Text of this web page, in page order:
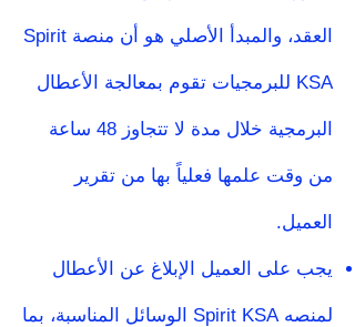
العقد، والمبدأ الأصلي هو أن منصة Spirit
KSA للبرمجيات تقوم بمعالجة الأعطال
البرمجية خلال مدة لا تتجاوز 48 ساعة
من وقت علمها فعلياً بها من تقرير
العميل.
يجب على العميل الإبلاغ عن الأعطال
لمنصه Spirit KSA الوسائل المناسبة، بما